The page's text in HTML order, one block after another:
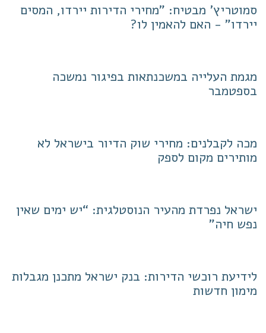
סמוטריץ' מבטיח: "מחירי הדירות יירדו, המסים
יירדו" - האם להאמין לו?
מגמת העלייה במשכנתאות בפיגור נמשכה
בספטמבר
מכה לקבלנים: מחירי שוק הדיור בישראל לא
מותירים מקום לספק
ישראל נפרדת מהעיר הנוסטלגית: “יש ימים שאין
נפש חיה"
לידיעת רוכשי הדירות: בנק ישראל מתכנן מגבלות
מימון חדשות